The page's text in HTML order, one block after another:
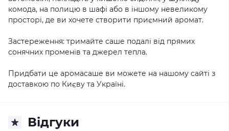
комода, на полицю в шафі або в іншому невеликому
просторі, де ви хочете створити приємний аромат.
Застереження: тримайте саше подалі від прямих
сонячних променів та джерел тепла.
Придбати це аромасаше ви можете на нашому сайті з
доставкою по Києву та Україні.
Відгуки